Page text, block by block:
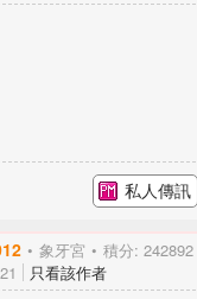
私人傳訊
象牙宮 積分: 242892
只看該作者